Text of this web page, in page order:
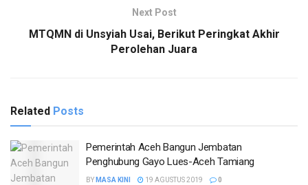
Next Post
MTQMN di Unsyiah Usai, Berikut Peringkat Akhir
Perolehan Juara
Related Posts
Pemerintah Aceh Bangun Jembatan
Penghubung Gayo Lues-Aceh Tamiang
BY MASA KINI 19 AGUSTUS 2019 0